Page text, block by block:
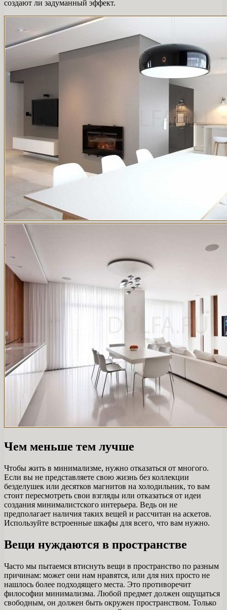
создают ли задуманный эффект.
Чем меньше тем лучше
Чтобы жить в минимализме, нужно отказаться от многого.
Если вы не представляете свою жизнь без коллекции
безделушек или десятков магнитов на холодильник, то вам
стоит пересмотреть свои взгляды или отказаться от идеи
создания минималистского интерьера. Ведь он не
предполагает наличия таких вещей и рассчитан на аскетов.
Используйте встроенные шкафы для всего, что вам нужно.
Вещи нуждаются в пространстве
Часто мы пытаемся втиснуть вещи в пространство по разным
причинам: может они нам нравятся, или для них просто не
нашлось более подходящего места. Это противоречит
философии минимализма. Любой предмет должен ощущаться
свободным, он должен быть окружен пространством. Только